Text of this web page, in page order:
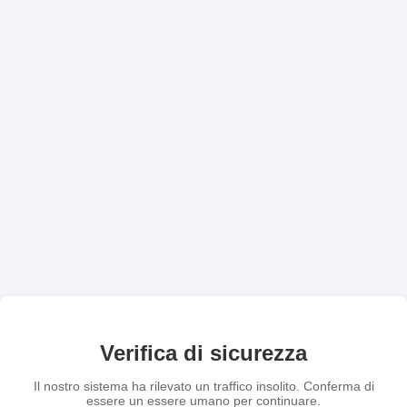
Verifica di sicurezza
Il nostro sistema ha rilevato un traffico insolito. Conferma di
essere un essere umano per continuare.